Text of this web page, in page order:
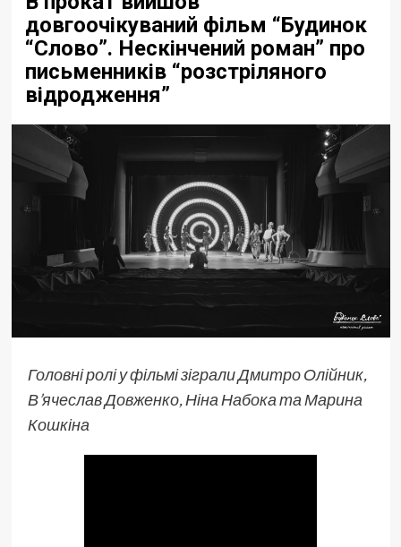
довгоочікуваний фільм “Будинок
“Слово”. Нескінчений роман” про
письменників “розстріляного
відродження”
Головні ролі у фільмі зіграли Дмитро Олійник,
В’ячеслав Довженко, Ніна Набока та Марина
Кошкіна